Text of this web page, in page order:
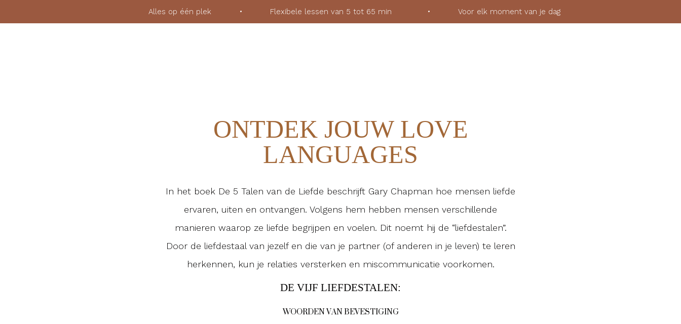
Alles op één plek • Flexibele lessen van 5 tot 65 min • Voor elk moment van je dag
ONTDEK JOUW LOVE
LANGUAGES
In het boek De 5 Talen van de Liefde beschrijft Gary Chapman hoe mensen liefde
ervaren, uiten en ontvangen. Volgens hem hebben mensen verschillende
manieren waarop ze liefde begrijpen en voelen. Dit noemt hij de “liefdestalen”.
Door de liefdestaal van jezelf en die van je partner (of anderen in je leven) te leren
herkennen, kun je relaties versterken en miscommunicatie voorkomen.
DE VIJF LIEFDESTALEN:
WOORDEN VAN BEVESTIGING